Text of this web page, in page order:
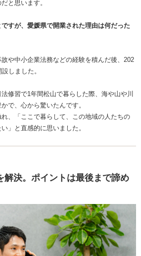
と思います。
すが、愛媛県で開業された理由は何だった
や中小企業法務などの経験を積んだ後、202
しました。
修習で1年間松山で暮らした際、海や山や川
で、心から驚いたんです。
、「ここで暮らして、この地域の人たちの
」と直感的に思いました。
解決。ポイントは最後まで諦め